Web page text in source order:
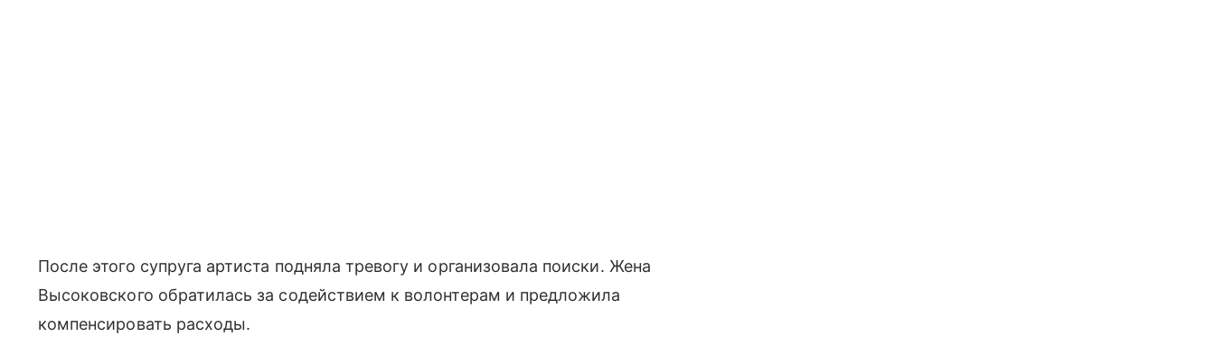
После этого супруга артиста подняла тревогу и организовала поиски. Жена
Высоковского обратилась за содействием к волонтерам и предложила
компенсировать расходы.